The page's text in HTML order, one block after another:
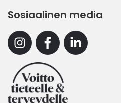
Sosiaalinen media
InstagramFacebookLinkedin